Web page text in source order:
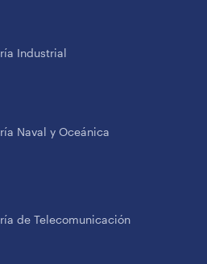
Industrial
Naval y Oceánica
de Telecomunicación